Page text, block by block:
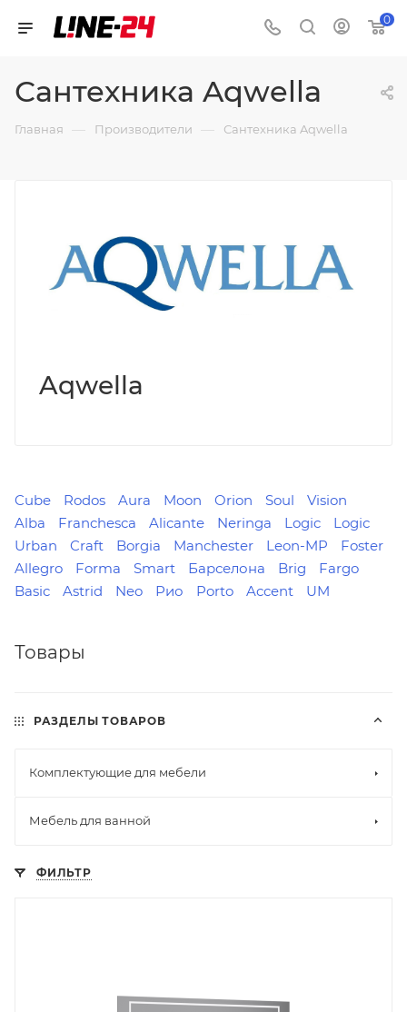
0
Сантехника Aqwella
Главная — Производители — Сантехника Aqwella
Aqwella
Cube Rodos Aura Moon Orion Soul
Vision
Alba
Franchesca Alicante Neringa Logic
Logiс
Urban
Craft Borgia Manchester Leon-MP
Foster
Allegro
Forma Smart Барселона Brig
Fargo
Basic
Astrid Neo Рио Porto Accent UM
Товары
РАЗДЕЛЫ ТОВАРОВ
Комплектующие для мебели
Мебель для ванной
ФИЛЬТР